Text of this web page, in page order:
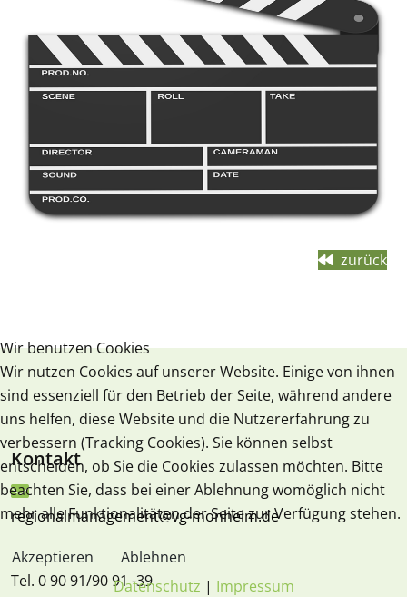
zurück
Kontakt
regionalmanagement@vg-monheim.de
Tel. 0 90 91/90 91 -39
Wir benutzen Cookies
Wir nutzen Cookies auf unserer Website. Einige von ihnen
sind essenziell für den Betrieb der Seite, während andere
uns helfen, diese Website und die Nutzererfahrung zu
verbessern (Tracking Cookies). Sie können selbst
entscheiden, ob Sie die Cookies zulassen möchten. Bitte
beachten Sie, dass bei einer Ablehnung womöglich nicht
mehr alle Funktionalitäten der Seite zur Verfügung stehen.
Akzeptieren
Ablehnen
Datenschutz | Impressum